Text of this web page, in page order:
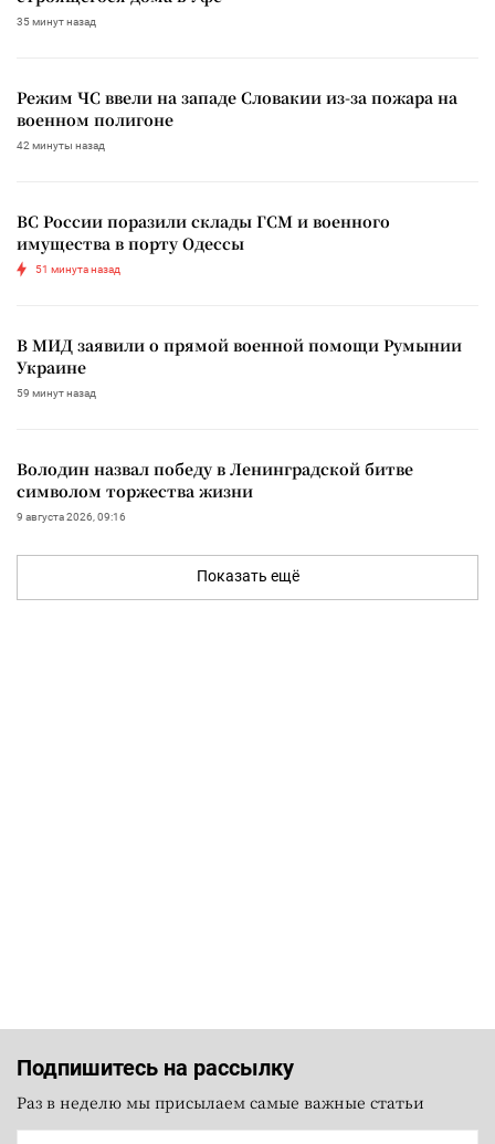
35 минут назад
Режим ЧС ввели на западе Словакии из-за пожара на
военном полигоне
42 минуты назад
ВС России поразили склады ГСМ и военного
имущества в порту Одессы
51 минута назад
В МИД заявили о прямой военной помощи Румынии
Украине
59 минут назад
Володин назвал победу в Ленинградской битве
символом торжества жизни
9 августа 2026, 09:16
Показать ещё
Подпишитесь на рассылку
Раз в неделю мы присылаем самые важные статьи